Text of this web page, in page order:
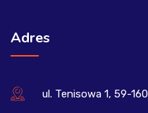
Adres
ul. Tenisowa 1, 59-